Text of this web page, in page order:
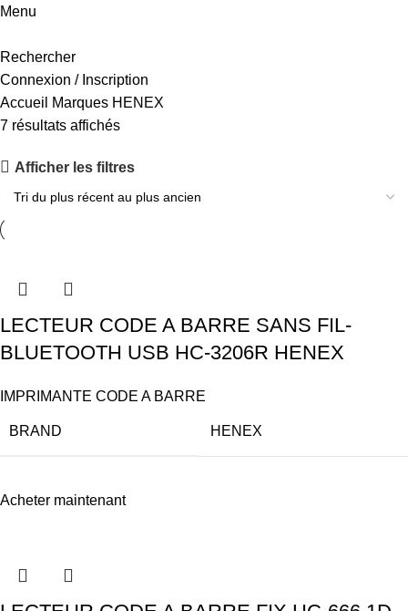
Menu
Rechercher
Connexion / Inscription
Accueil
Marques HENEX
7 résultats affichésTrié
plus
récent
Afficher les filtres
LECTEUR CODE A BARRE SANS FIL-
BLUETOOTH USB HC-3206R HENEX
IMPRIMANTE CODE A BARRE
BRAND HENEX
Acheter maintenant